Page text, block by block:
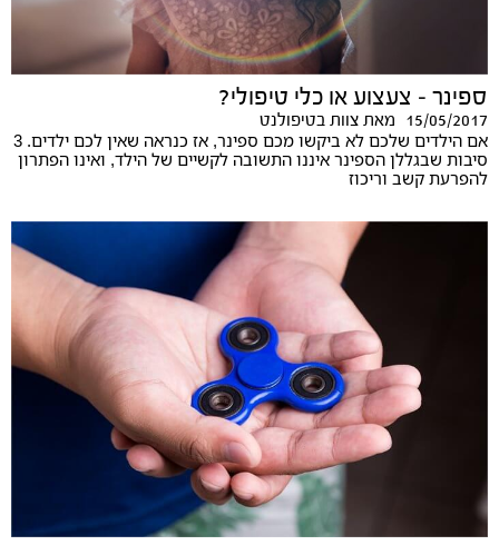
ספינר – צעצוע או כלי טיפולי?
15/05/2017 מאת צוות בטיפולנט
אם הילדים שלכם לא ביקשו מכם ספינר, אז כנראה שאין לכם ילדים. 3
סיבות שבגללן הספינר איננו התשובה לקשיים של הילד, ואינו הפתרון
להפרעת קשב וריכוז